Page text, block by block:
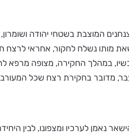
יצוקה". ליחידת צנחנים המוצבת
שאת מותו נשלח לחקור, אחראי
במהלך החקירה, מצופה מרפא
מדובר בחקירת רצח שכל
נאמן לערכיו ומצפונו, לבין